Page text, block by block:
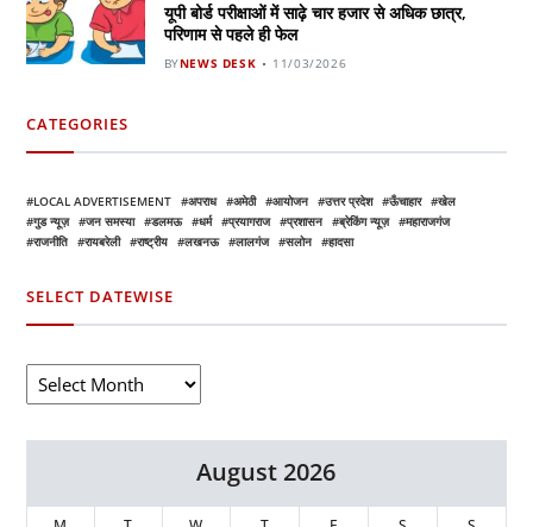
यूपी बोर्ड परीक्षाओं में साढ़े चार हजार से अधिक छात्र,
परिणाम से पहले ही फेल
BYNEWS DESK 11/03/2026
CATEGORIES
LOCAL ADVERTISEMENT अपराध अमेठी आयोजन उत्तर प्रदेश ऊँचाहार
खेल
गुड न्यूज़
जन समस्या डलमऊ धर्म प्रयागराज प्रशासन ब्रेकिंग न्यूज़
महाराजगंज
राजनीति
रायबरेली राष्ट्रीय लखनऊ लालगंज सलोन हादसा
SELECT DATEWISE
August 2026